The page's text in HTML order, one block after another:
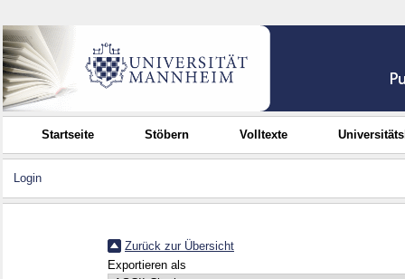
Startseite Stöbern Volltexte
Login
Zurück zur Übersicht
Exportieren als